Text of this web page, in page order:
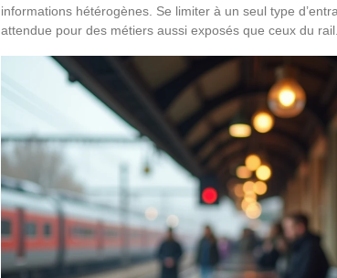
informations hétérogènes. Se limiter à un seul type
attendue pour des métiers aussi exposés que ceux du rail.